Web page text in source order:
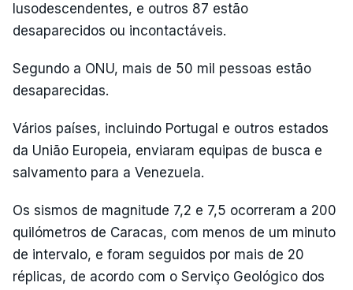
lusodescendentes, e outros 87 estão
desaparecidos ou incontactáveis.
Segundo a ONU, mais de 50 mil pessoas estão
desaparecidas.
Vários países, incluindo Portugal e outros estados
da União Europeia, enviaram equipas de busca e
salvamento para a Venezuela.
Os sismos de magnitude 7,2 e 7,5 ocorreram a 200
quilómetros de Caracas, com menos de um minuto
de intervalo, e foram seguidos por mais de 20
réplicas, de acordo com o Serviço Geológico dos